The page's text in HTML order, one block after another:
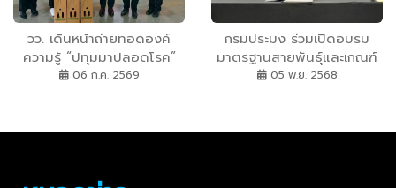
วว. เดินหน้าถ่ายทอดองค์
ความรู้ “ปทุมมาปลอดโรค”
ยกระดับไม้ดอกเศรษฐกิจฝั่ง
06 ก.ค. 2569
กรมประมง ร่วมเปิดอบรม
มาตรฐานสายพันธุ์และเกณฑ์
ปลากัดไทยฉบับล่าสุด หนุน
ตลาดโลก
05 พ.ย. 2568